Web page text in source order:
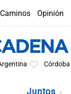
Caminos
Opinión
Córdoba
Juntos